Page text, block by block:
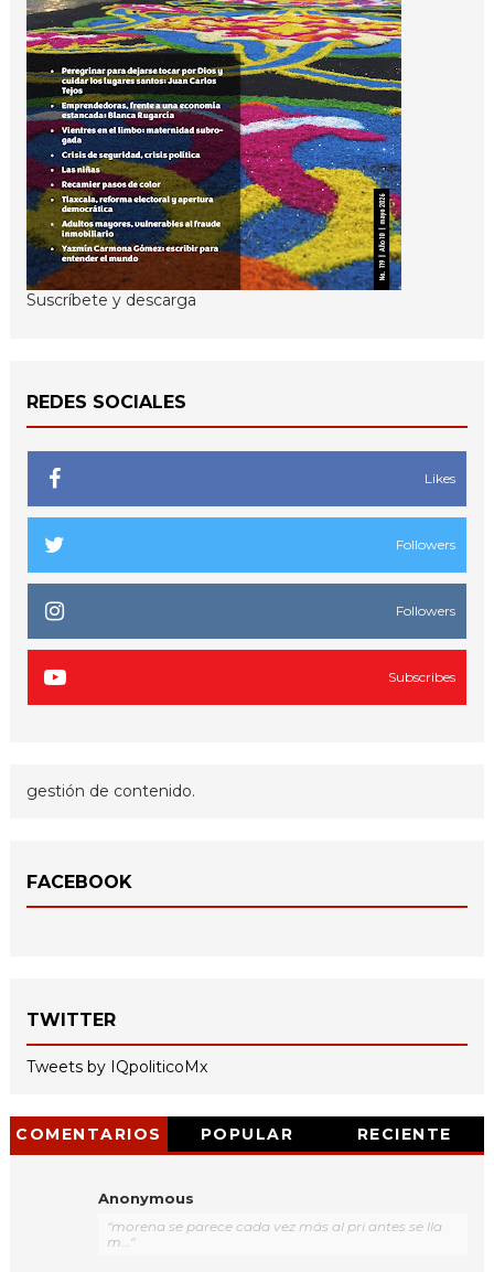
Suscríbete y descarga
REDES SOCIALES
Likes
Followers
Followers
Subscribes
gestión de contenido.
FACEBOOK
TWITTER
Tweets by IQpoliticoMx
COMENTARIOS POPULAR RECIENTE
Anonymous
"morena se parece cada vez más al pri antes se lla
m..."